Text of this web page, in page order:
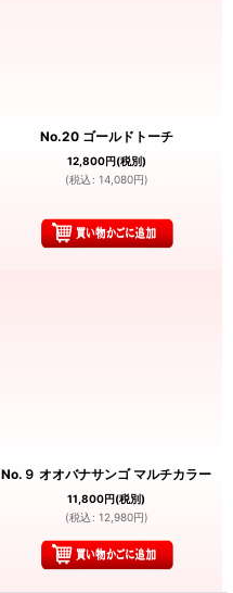
No.20 ゴールドトーチ
12,800円(税別)
(税込 : 14,080円)
No.９ オオバナサンゴ マルチカラー
11,800円(税別)
(税込 : 12,980円)